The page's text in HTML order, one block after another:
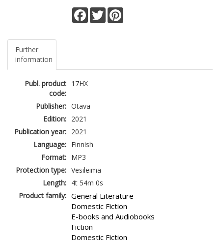
Facebook
Twitter
Further
information
Publ. product
code:
17HX
Publisher: Otava
Edition: 2021
Publication year: 2021
Language: Finnish
Format: MP3
Protection type: Vesileima
Length: 4t 54m 0s
Product family: General Literature
Domestic Fiction
E-books and Audiobooks
Fiction
Domestic Fiction